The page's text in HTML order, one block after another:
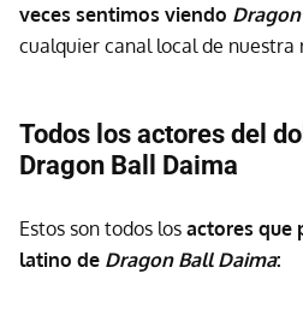
veces sentimos viendo
cualquier canal local de nuestra
Todos los actores del
Dragon Ball Daima
Estos son todos los actores que
latino de Dragon Ball Daima: